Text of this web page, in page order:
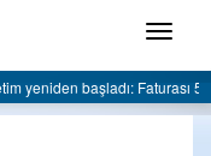
Menü
belediyeye sert